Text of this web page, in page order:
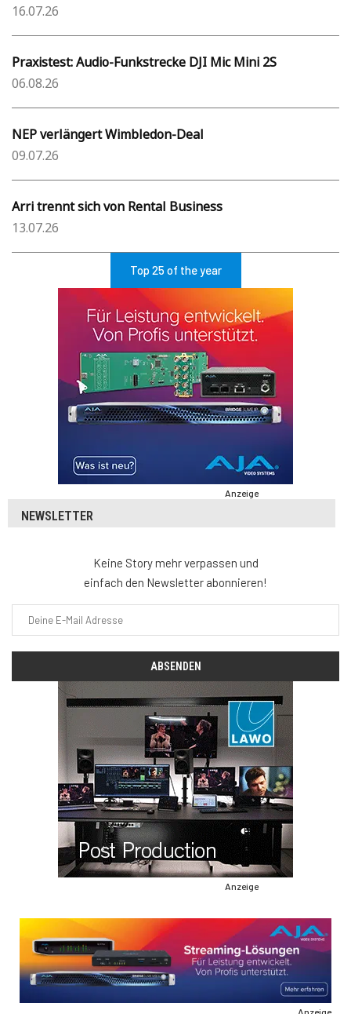
16.07.26
Praxistest: Audio-Funkstrecke DJI Mic Mini 2S
06.08.26
NEP verlängert Wimbledon-Deal
09.07.26
Arri trennt sich von Rental Business
13.07.26
Top 25 of the year
Anzeige
NEWSLETTER
Keine Story mehr verpassen und
einfach den Newsletter abonnieren!
Anzeige
Anzeige